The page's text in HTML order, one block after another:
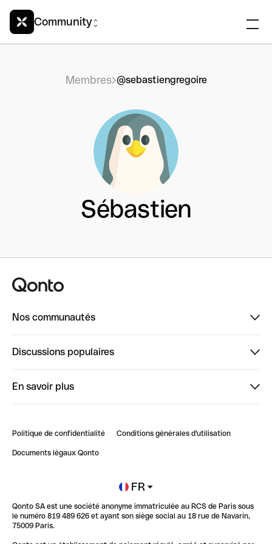
Community
Membres @sebastiengregoire
Sébastien
Nos communautés
ClubQonto
Discussions populaires
Impact de l'IA sur les carrières/productivité
En savoir plus
Blog
Newsroom
Glossaire finance
Politique de confidentialité Conditions générales d'utilisation
Documents légaux Qonto
FR
Qonto SA est une société anonyme immatriculée au RCS de Paris sous
le numéro 819 489 626 et ayant son siège social au 18 rue de Navarin,
75009 Paris.